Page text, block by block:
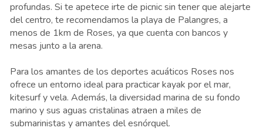
profundas. Si te apetece irte de picnic sin tener que alejarte
del centro, te recomendamos la playa de Palangres, a
menos de 1km de Roses, ya que cuenta con bancos y
mesas junto a la arena.
Para los amantes de los deportes acuáticos Roses nos
ofrece un entorno ideal para practicar kayak por el mar,
kitesurf y vela. Además, la diversidad marina de su fondo
marino y sus aguas cristalinas atraen a miles de
submarinistas y amantes del esnórquel.